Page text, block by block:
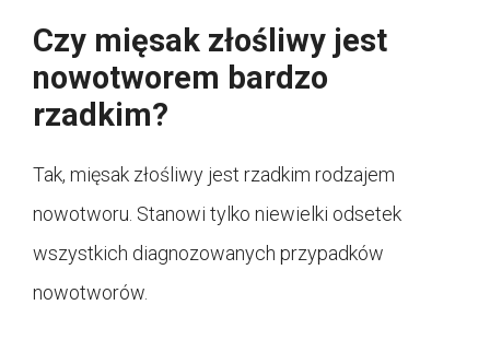
Czy mięsak złośliwy jest
nowotworem bardzo
rzadkim?
Tak, mięsak złośliwy jest rzadkim rodzajem
nowotworu. Stanowi tylko niewielki odsetek
wszystkich diagnozowanych przypadków
nowotworów.